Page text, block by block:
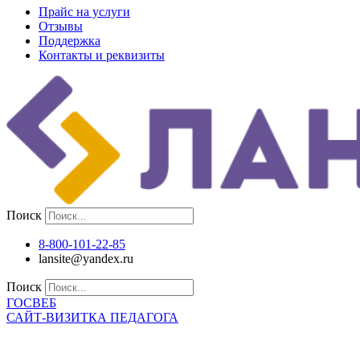
Прайс на услуги
Отзывы
Поддержка
Контакты и реквизиты
Поиск
8-800-101-22-85
lansite@yandex.ru
Поиск
ГОСВЕБ
САЙТ-ВИЗИТКА ПЕДАГОГА